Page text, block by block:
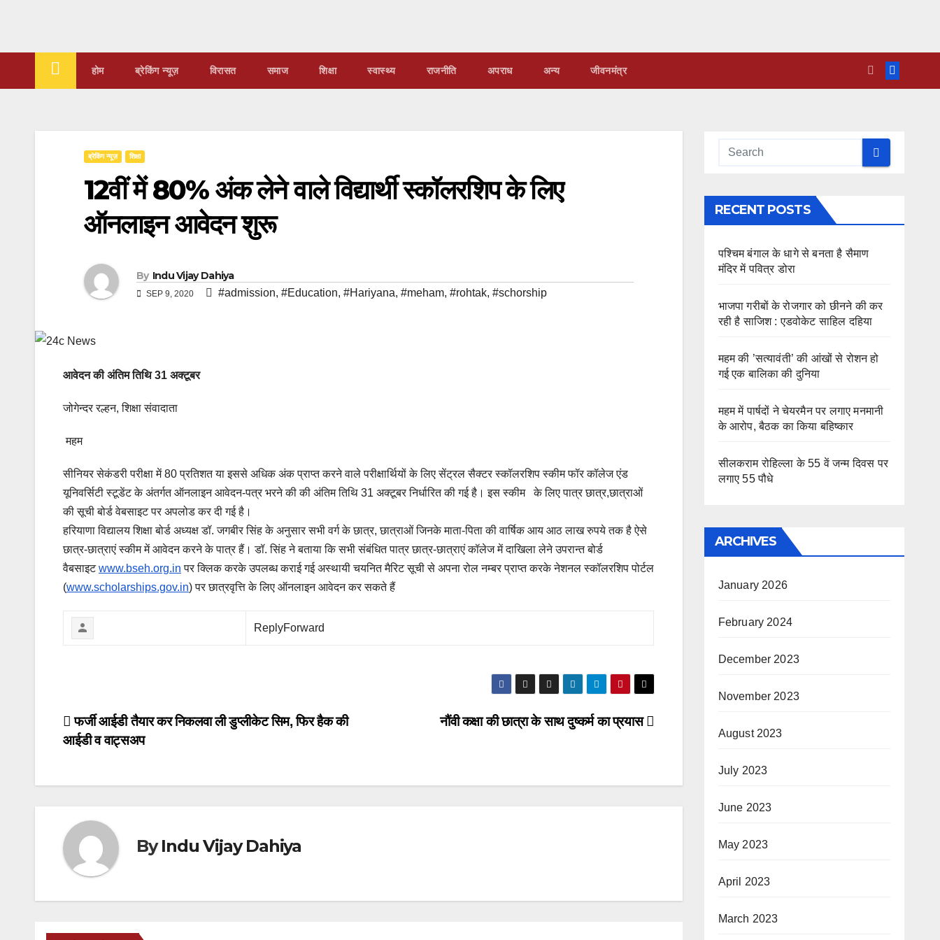
content
होम ब्रेकिंग न्यूज़ ‍‍विरासत समाज शिक्षा स्वास्थ्य राजनीति अपराध अन्य जीवनमंत्र
ब्रेकिंग न्यूज़ शिक्षा
12वीं में 80% अंक लेने वाले विद्यार्थी स्कॉलरशिप के लिए
ऑनलाइन आवेदन शुरू
By Indu Vijay Dahiya
SEP 9, 2020 #admission, #Education, #Hariyana, #meham, #rohtak, #schorship
आवेदन की अंतिम तिथि 31 अक्टूबर
जोगेन्दर रल्हन, शिक्षा संवादाता
महम
सीनियर सेकंडरी परीक्षा में 80 प्रतिशत या इससे अधिक अंक प्राप्त करने वाले परीक्षार्थियों के लिए सेंट्रल सैक्टर स्कॉलरशिप स्कीम फॉर कॉलेज एंड
यूनिवर्सिटी स्टूडेंट के अंतर्गत ऑनलाइन आवेदन-पत्र भरने की की अंतिम तिथि 31 अक्टूबर निर्धारित की गई है। इस स्कीम के लिए पात्र छात्र,छात्राओं
की सूची बोर्ड वेबसाइट पर अपलोड कर दी गई है।
हरियाणा विद्यालय शिक्षा बोर्ड अध्यक्ष डॉ. जगबीर सिंह के अनुसार सभी वर्ग के छात्र, छात्राओं जिनके माता-पिता की वार्षिक आय आठ लाख रुपये तक है ऐसे
छात्र-छात्राएं स्कीम में आवेदन करने के पात्र हैं। डॉ. सिंह ने बताया कि सभी संबंधित पात्र छात्र-छात्राएं कॉलेज में दाखिला लेने उपरान्त बोर्ड
वैबसाइटwww.bseh.org.in पर क्लिक करके उपलब्ध कराई गई अस्थायी चयनित मैरिट सूची से अपना रोल नम्बर प्राप्त करके नेशनल स्कॉलरशिप पोर्टल
(www.scholarships.gov.in) पर छात्रवृत्ति के लिए ऑनलाइन आवेदन कर सकते हैं
ReplyForward
Post
navigation
नौंवी कक्षा की छात्रा के साथ दुष्कर्म का प्रयास
फर्जी आईडी तैयार कर निकलवा ली डुप्लीकेट सिम, फिर हैक की
आईडी व वाट्सअप
ByIndu Vijay Dahiya
RECENT POSTS
पश्चिम बंगाल के धागे से बनता है सैमाण
मंदिर में पवित्र डोरा
भाजपा गरीबों के रोजगार को छीनने की कर
रही है साजिश : एडवोकेट साहिल दहिया
महम की ’सत्यावंती’ की आंखों से रोशन हो
गई एक बालिका की दुनिया
महम में पार्षदों ने चेयरमैन पर लगाए मनमानी
के आरोप, बैठक का किया बहिष्कार
सीलकराम रोहिल्ला के 55 वें जन्म दिवस पर
लगाए 55 पौधे
ARCHIVES
January 2026
February 2024
December 2023
November 2023
August 2023
July 2023
June 2023
May 2023
April 2023
March 2023